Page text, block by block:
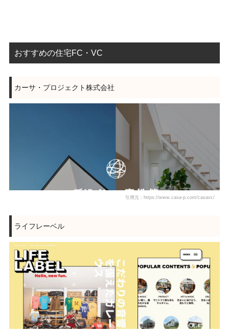
おすすめの住宅FC・VC
カーサ・プロジェクト株式会社
引用元：https://www.casa-p.com/casavc/
ライフレーベル